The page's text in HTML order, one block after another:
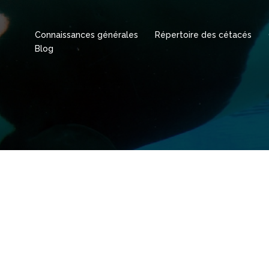
Connaissances générales Répertoire des cétacés
Blog